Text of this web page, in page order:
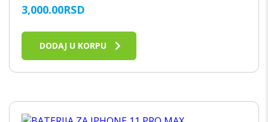
3,000.00RSD
DODAJ U KORPU